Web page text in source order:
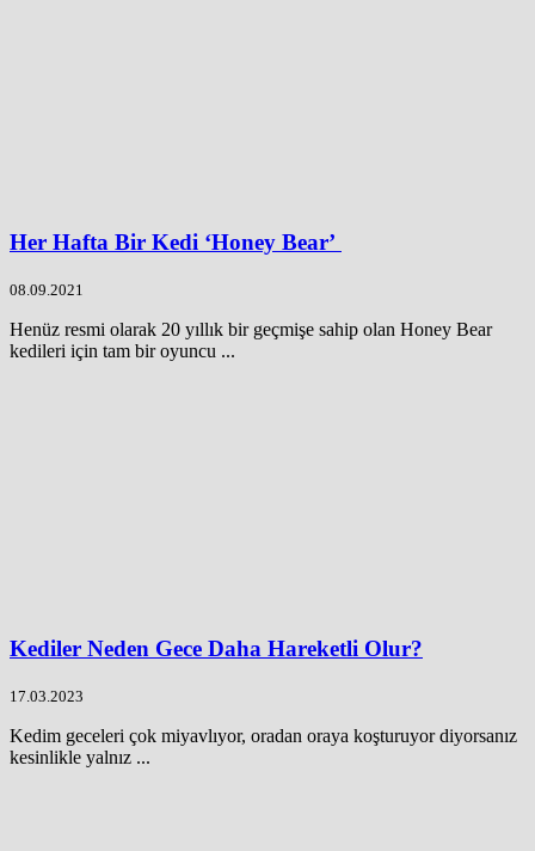
Her Hafta Bir Kedi ‘Honey Bear’
08.09.2021
Henüz resmi olarak 20 yıllık bir geçmişe sahip olan Honey Bear
kedileri için tam bir oyuncu ...
Kediler Neden Gece Daha Hareketli Olur?
17.03.2023
Kedim geceleri çok miyavlıyor, oradan oraya koşturuyor diyorsanız
kesinlikle yalnız ...